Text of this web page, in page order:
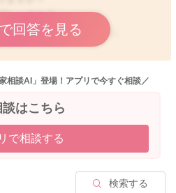
しょうか？
段階で多めな印象でした。
増やさなくてもいいように思いま
時間を伸ばすといいですよ。
うにしてみたり、もっと吸ってく
でもいいと思います。
回答を見る
相談AI」登場！アプリで今すぐ相談／
談はこちら
で相談する
検索する